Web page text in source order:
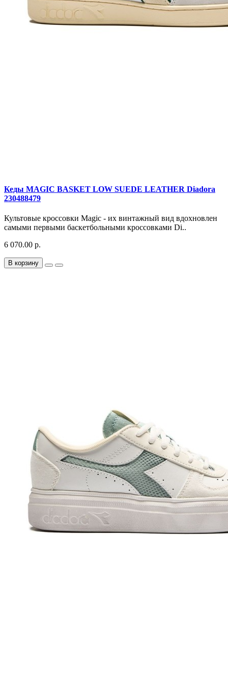
Кеды MAGIC BASKET LOW SUEDE LEATHER Diadora
230488479
Культовые кроссовки Magic - их винтажный вид вдохновлен
самыми первыми баскетбольными кроссовками Di..
6 070.00 р.
В корзину